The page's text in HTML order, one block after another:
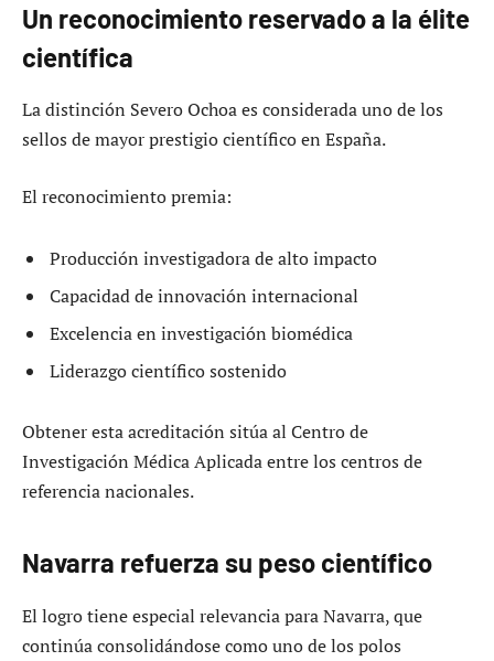
Un reconocimiento reservado a la élite
científica
La distinción Severo Ochoa es considerada uno de los
sellos de mayor prestigio científico en España.
El reconocimiento premia:
Producción investigadora de alto impacto
Capacidad de innovación internacional
Excelencia en investigación biomédica
Liderazgo científico sostenido
Obtener esta acreditación sitúa al Centro de
Investigación Médica Aplicada entre los centros de
referencia nacionales.
Navarra refuerza su peso científico
El logro tiene especial relevancia para Navarra, que
continúa consolidándose como uno de los polos